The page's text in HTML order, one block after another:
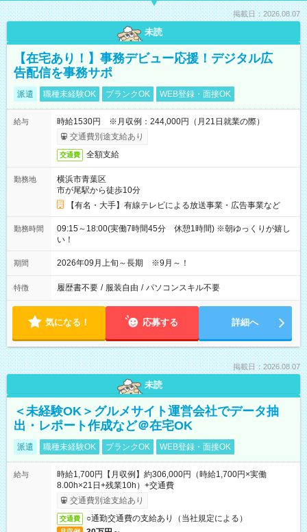
掲載日：2026.08.07
未読
【在宅あり！】事務デビュー応援！デジタル広
告配信を事務サポ
派遣 職種未経験OK ブランクOK WEB登録・面接OK
給与
時給1530円 ※月収例：244,000円（月21日就業の際）
交通費別途支給あり
交通費 全額支給
勤務地
横浜市青葉区
市が尾駅から徒歩10分
【有名・大手】有線テレビによる放送事業・広告事業など
勤務時間
09:15～18:00(実働7時間45分 休憩1時間) ※朝ゆっくりが嬉し
い！
期間 2026年09月上旬～長期 ※9月～！
特徴 履歴書不要 / 服装自由 / パソコンスキル不要
気になる！ 応募する 詳細へ
掲載日：2026.08.07
未読
＜未経験OK＞グルメサイト運営会社でデータ抽
出・レポート作成など＠在宅OK
派遣 職種未経験OK ブランクOK WEB登録・面接OK
給与
時給1,700円【月収例】約306,000円（時給1,700円×実働
8.00h×21日+残業10h）+交通費
交通費別途支給あり
交通費 ○通勤交通費の支給あり（当社規定による）